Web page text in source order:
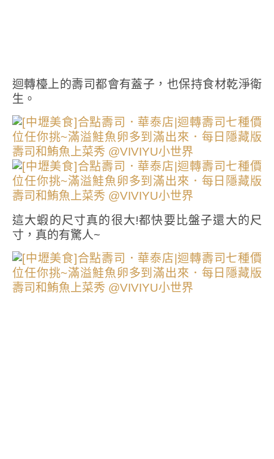
迴轉檯上的壽司都會有蓋子，也保持食材乾淨衛
生。
這大蝦的尺寸真的很大!都快要比盤子還大的尺
寸，真的有驚人~